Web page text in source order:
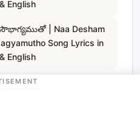
English
| Naa Desham
Song Lyrics in
English